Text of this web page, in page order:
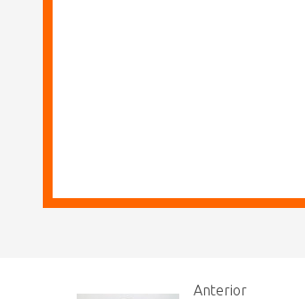
Anterior